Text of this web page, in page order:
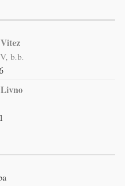
b.b.